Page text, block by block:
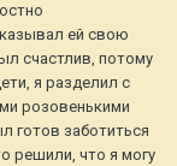
ей свою
счастлив, потому
я разделил с
розовенькими
готов заботиться
решили, что я могу